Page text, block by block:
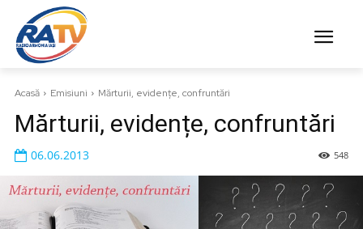
Acasă Emisiuni Mărturii, evidențe, confruntări
Mărturii, evidențe, confruntări
548
06.06.2013